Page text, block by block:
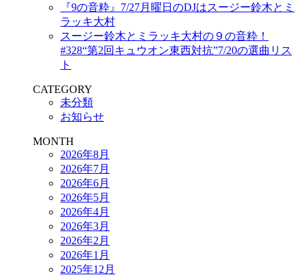
『9の音粋』7/27月曜日のDJはスージー鈴木とミ
ラッキ大村
スージー鈴木とミラッキ大村の９の音粋！
#328“第2回キュウオン東西対抗”7/20の選曲リス
ト
CATEGORY
未分類
お知らせ
MONTH
2026年8月
2026年7月
2026年6月
2026年5月
2026年4月
2026年3月
2026年2月
2026年1月
2025年12月